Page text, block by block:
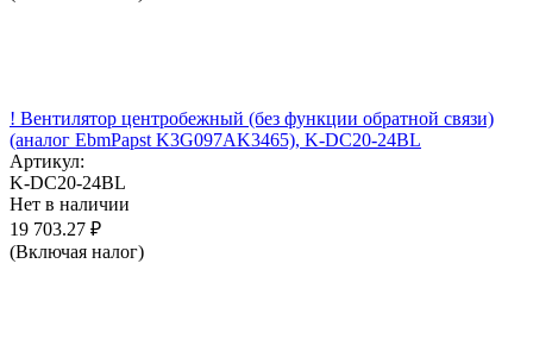
! Вентилятор центробежный (без функции обратной связи)
(аналог EbmPapst K3G097AK3465), K-DC20-24BL
Артикул:
K-DC20-24BL
Нет в наличии
19 703.27 ₽
(Включая налог)